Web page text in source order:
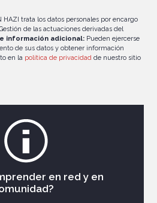
HAZI trata los datos personales por encargo
de las actuaciones derivadas del
información adicional: Pueden ejercerse
de sus datos y obtener información
en la política de privacidad de nuestro sitio
en red y en